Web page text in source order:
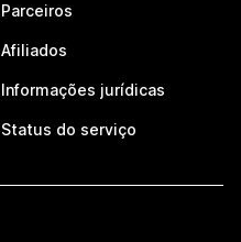
Parceiros
Afiliados
Informações jurídicas
Status do serviço